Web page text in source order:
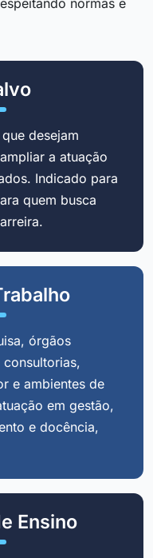
desejam
a atuação
Indicado para
quem busca
órgãos
e ambientes de
em gestão,
e docência,
Ensino